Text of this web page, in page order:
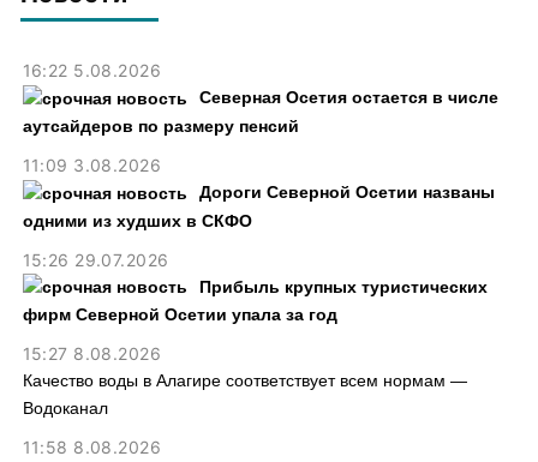
16:22 5.08.2026
Северная Осетия остается в числе
аутсайдеров по размеру пенсий
11:09 3.08.2026
Дороги Северной Осетии названы
одними из худших в СКФО
15:26 29.07.2026
Прибыль крупных туристических
фирм Северной Осетии упала за год
15:27 8.08.2026
Качество воды в Алагире соответствует всем нормам —
Водоканал
11:58 8.08.2026